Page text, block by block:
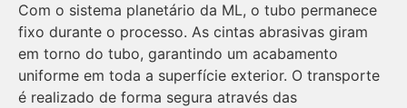
Com o sistema planetário da ML, o tubo permanece
fixo durante o processo. As cintas abrasivas giram
em torno do tubo, garantindo um acabamento
uniforme em toda a superfície exterior. O transporte
é realizado de forma segura através das